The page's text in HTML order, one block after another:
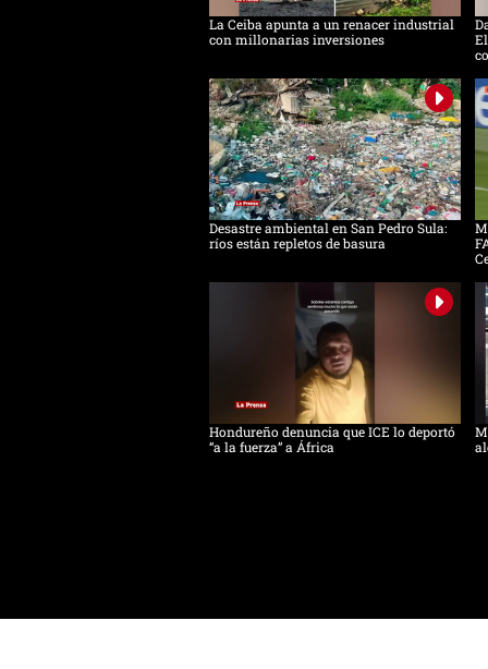
La Ceiba apunta a un renacer industrial
con millonarias inversiones
Desastre ambiental en San Pedro Sula:
ríos están repletos de basura
Hondureño denuncia que ICE lo deportó
“a la fuerza” a África